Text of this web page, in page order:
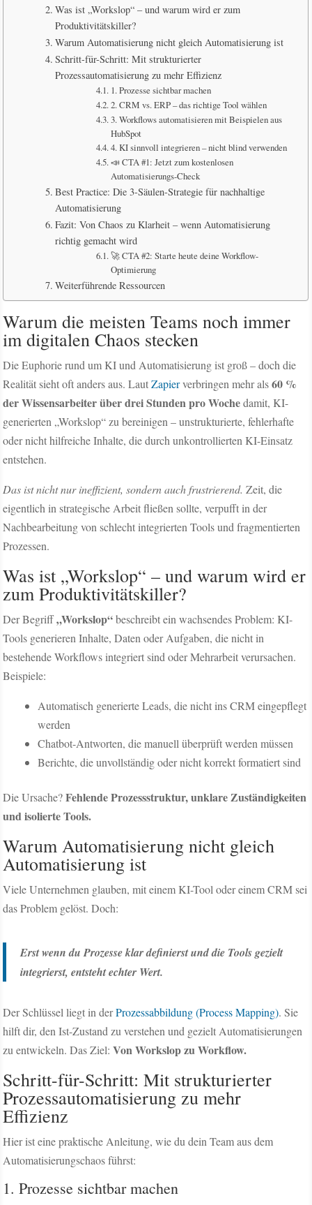
Was ist „Workslop“ – und warum wird er zum
Produktivitätskiller?
Warum Automatisierung nicht gleich Automatisierung ist
Schritt-für-Schritt: Mit strukturierter
Prozessautomatisierung zu mehr Effizienz
1. Prozesse sichtbar machen
2. CRM vs. ERP – das richtige Tool wählen
3. Workflows automatisieren mit Beispielen aus
HubSpot
4. KI sinnvoll integrieren – nicht blind verwenden
📣 CTA #1: Jetzt zum kostenlosen
Automatisierungs-Check
Best Practice: Die 3-Säulen-Strategie für nachhaltige
Automatisierung
Fazit: Von Chaos zu Klarheit – wenn Automatisierung
richtig gemacht wird
🚀 CTA #2: Starte heute deine Workflow-
Optimierung
Weiterführende Ressourcen
Warum die meisten Teams noch immer
im digitalen Chaos stecken
Die Euphorie rund um KI und Automatisierung ist groß – doch die
Realität sieht oft anders aus. LautZapierverbringen mehr als60 %
der Wissensarbeiter über drei Stunden pro Wochedamit, KI-
generierten „Workslop“ zu bereinigen – unstrukturierte, fehlerhafte
oder nicht hilfreiche Inhalte, die durch unkontrollierten KI-Einsatz
entstehen.
Das ist nicht nur ineffizient, sondern auch frustrierend. Zeit, die
eigentlich in strategische Arbeit fließen sollte, verpufft in der
Nachbearbeitung von schlecht integrierten Tools und fragmentierten
Prozessen.
Was ist „Workslop“ – und warum wird er
zum Produktivitätskiller?
Der Begriff„Workslop“beschreibt ein wachsendes Problem: KI-
Tools generieren Inhalte, Daten oder Aufgaben, die nicht in
bestehende Workflows integriert sind oder Mehrarbeit verursachen.
Beispiele:
Automatisch generierte Leads, die nicht ins CRM eingepflegt
werden
Chatbot-Antworten, die manuell überprüft werden müssen
Berichte, die unvollständig oder nicht korrekt formatiert sind
Die Ursache?Fehlende Prozessstruktur, unklare Zuständigkeiten
und isolierte Tools.
Warum Automatisierung nicht gleich
Automatisierung ist
Viele Unternehmen glauben, mit einem KI-Tool oder einem CRM sei
das Problem gelöst. Doch:
Erst wenn du Prozesseklar definierstund die Toolsgezielt
integrierst, entsteht echter Wert.
Der Schlüssel liegt in derProzessabbildung (Process Mapping). Sie
hilft dir, den Ist-Zustand zu verstehen und gezielt Automatisierungen
zu entwickeln. Das Ziel:Von Workslop zu Workflow.
Schritt-für-Schritt: Mit strukturierter
Prozessautomatisierung zu mehr
Effizienz
Hier ist eine praktische Anleitung, wie du dein Team aus dem
Automatisierungschaos führst:
1. Prozesse sichtbar machen